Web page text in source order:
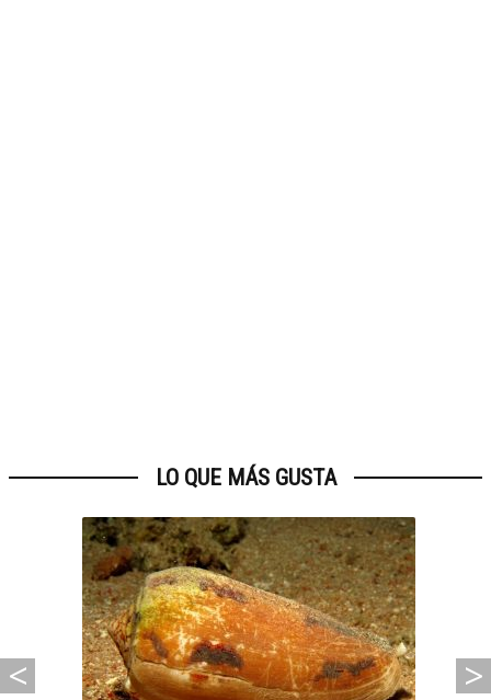
LO QUE MÁS GUSTA